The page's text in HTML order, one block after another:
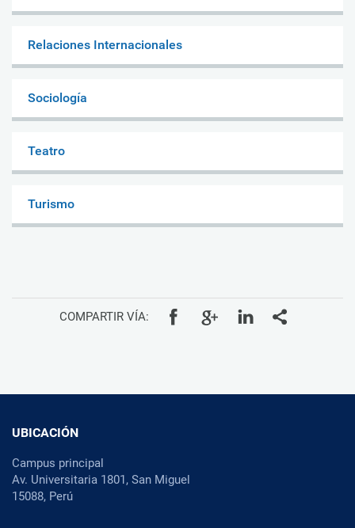
Relaciones Internacionales
Sociología
Teatro
Turismo
COMPARTIR VÍA:
UBICACIÓN
Campus principal
Av. Universitaria 1801, San Miguel
15088, Perú